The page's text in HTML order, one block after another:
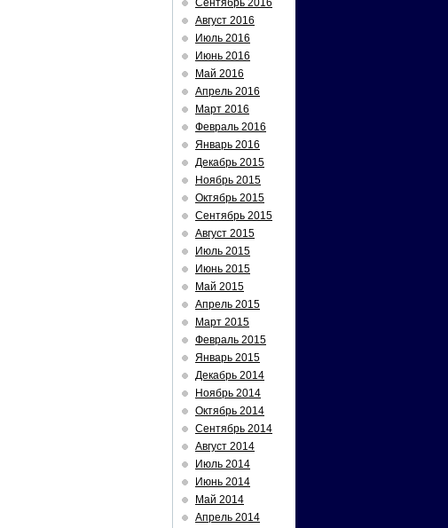
Сентябрь 2016
Август 2016
Июль 2016
Июнь 2016
Май 2016
Апрель 2016
Март 2016
Февраль 2016
Январь 2016
Декабрь 2015
Ноябрь 2015
Октябрь 2015
Сентябрь 2015
Август 2015
Июль 2015
Июнь 2015
Май 2015
Апрель 2015
Март 2015
Февраль 2015
Январь 2015
Декабрь 2014
Ноябрь 2014
Октябрь 2014
Сентябрь 2014
Август 2014
Июль 2014
Июнь 2014
Май 2014
Апрель 2014